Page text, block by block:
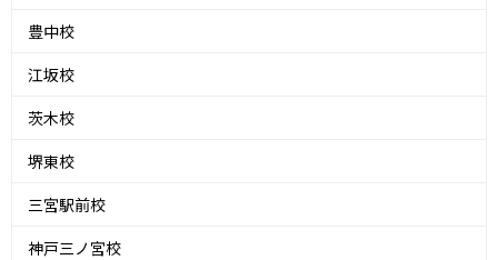
豊中校
江坂校
茨木校
堺東校
三宮駅前校
神戸三ノ宮校